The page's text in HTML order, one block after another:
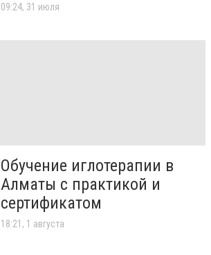
09:24, 31 июля
Обучение иглотерапии в
Алматы с практикой и
сертификатом
18:21, 1 августа